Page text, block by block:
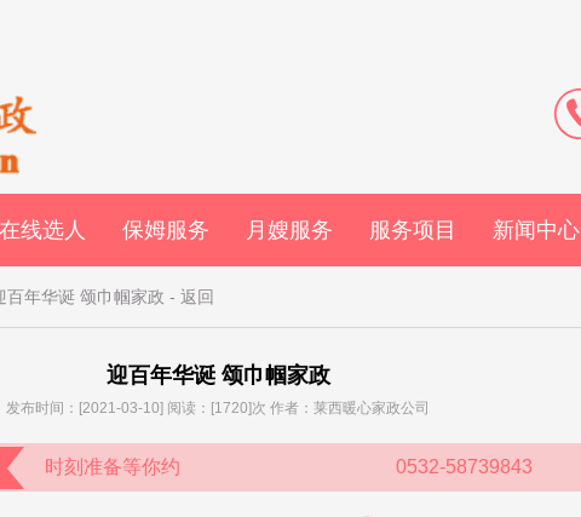
在线选人 保姆服务 月嫂服务 服务项目 新闻中心
百年华诞 颂巾帼家政 - 返回
迎百年华诞 颂巾帼家政
发布时间：[2021-03-10] 阅读：[1720]次 作者：莱西暖心家政公司
时刻准备等你约 0532-58739843